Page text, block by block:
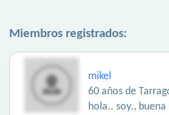
Miembros registrados:
mikel
60 años de
hola.. soy.,